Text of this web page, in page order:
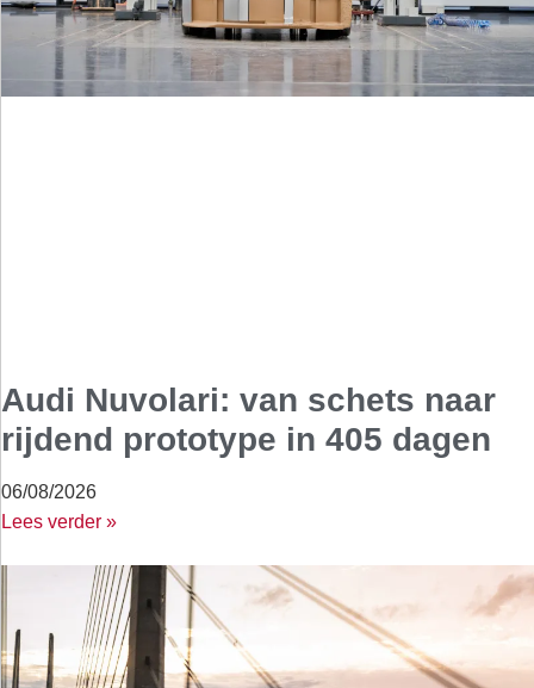
Audi Nuvolari: van schets naar
rijdend prototype in 405 dagen
06/08/2026
Lees verder »